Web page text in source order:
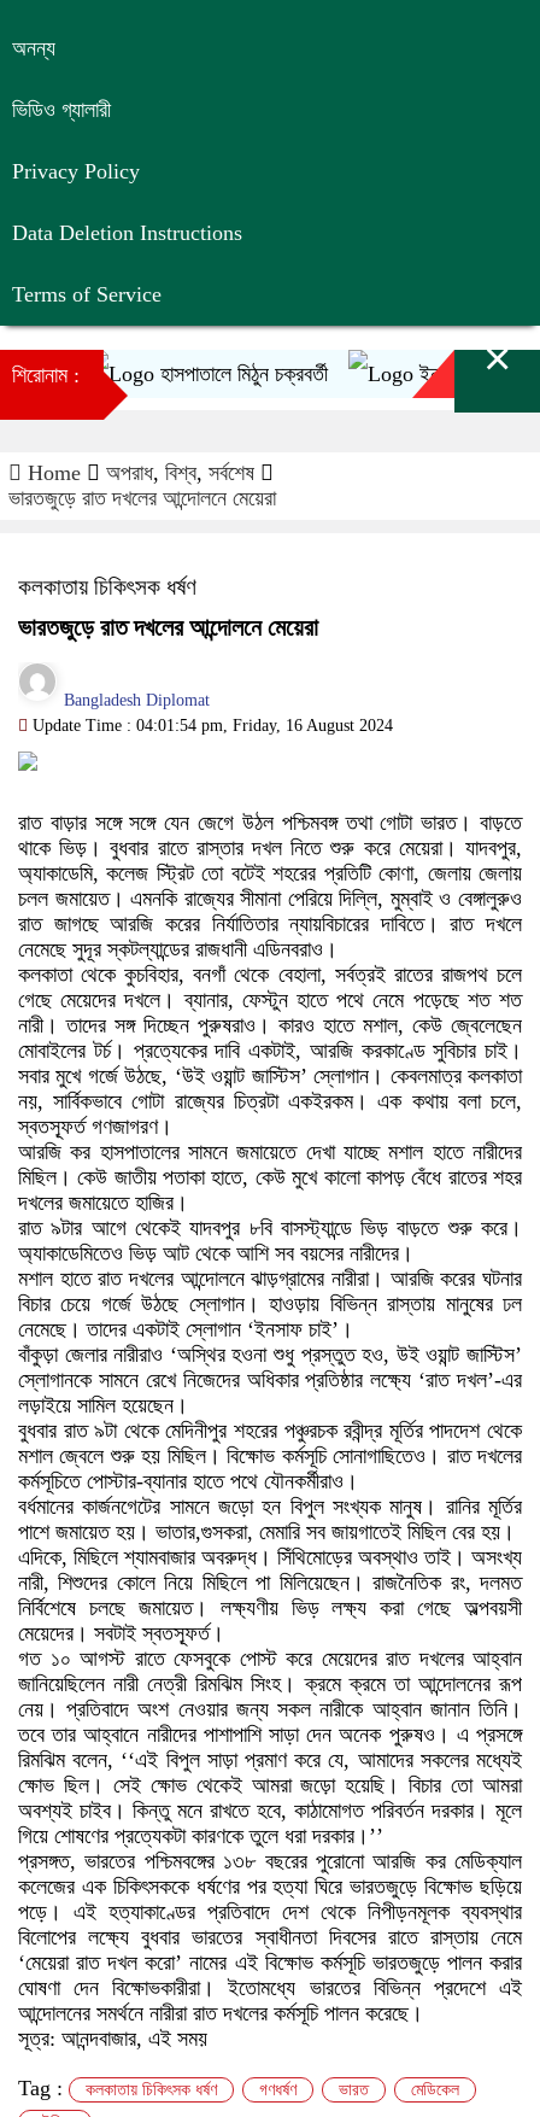
অনন্য
ভিডিও গ্যালারী
Privacy Policy
Data Deletion Instructions
Terms of Service
শিরোনাম : হাসপাতালে মিঠুন চক্রবর্তী ইনফান্তিনোর ×
Home অপরাধ, বিশ্ব, সর্বশেষ
ভারতজুড়ে রাত দখলের আন্দোলনে মেয়েরা
কলকাতায় চিকিৎসক ধর্ষণ
ভারতজুড়ে রাত দখলের আন্দোলনে মেয়েরা
Bangladesh Diplomat
Update Time : 04:01:54 pm, Friday, 16 August 2024
রাত বাড়ার সঙ্গে সঙ্গে যেন জেগে উঠল পশ্চিমবঙ্গ তথা গোটা ভারত। বাড়তে
থাকে ভিড়। বুধবার রাতে রাস্তার দখল নিতে শুরু করে মেয়েরা। যাদবপুর,
অ্যাকাডেমি, কলেজ স্ট্রিট তো বটেই শহরের প্রতিটি কোণা, জেলায় জেলায়
চলল জমায়েত। এমনকি রাজ্যের সীমানা পেরিয়ে দিল্লি, মুম্বাই ও বেঙ্গালুরুও
রাত জাগছে আরজি করের নির্যাতিতার ন্যায়বিচারের দাবিতে। রাত দখলে
নেমেছে সুদূর স্কটল্যান্ডের রাজধানী এডিনবরাও।
কলকাতা থেকে কুচবিহার, বনগাঁ থেকে বেহালা, সর্বত্রই রাতের রাজপথ চলে
গেছে মেয়েদের দখলে। ব্যানার, ফেস্টুন হাতে পথে নেমে পড়েছে শত শত
নারী। তাদের সঙ্গ দিচ্ছেন পুরুষরাও। কারও হাতে মশাল, কেউ জ্বেলেছেন
মোবাইলের টর্চ। প্রত্যেকের দাবি একটাই, আরজি করকাণ্ডে সুবিচার চাই।
সবার মুখে গর্জে উঠছে, ‘উই ওয়ান্ট জাস্টিস’ স্লোগান। কেবলমাত্র কলকাতা
নয়, সার্বিকভাবে গোটা রাজ্যের চিত্রটা একইরকম। এক কথায় বলা চলে,
স্বতস্ফূর্ত গণজাগরণ।
আরজি কর হাসপাতালের সামনে জমায়েতে দেখা যাচ্ছে মশাল হাতে নারীদের
মিছিল। কেউ জাতীয় পতাকা হাতে, কেউ মুখে কালো কাপড় বেঁধে রাতের শহর
দখলের জমায়েতে হাজির।
রাত ৯টার আগে থেকেই যাদবপুর ৮বি বাসস্ট্যান্ডে ভিড় বাড়তে শুরু করে।
অ্যাকাডেমিতেও ভিড় আট থেকে আশি সব বয়সের নারীদের।
মশাল হাতে রাত দখলের আন্দোলনে ঝাড়গ্রামের নারীরা। আরজি করের ঘটনার
বিচার চেয়ে গর্জে উঠছে স্লোগান। হাওড়ায় বিভিন্ন রাস্তায় মানুষের ঢল
নেমেছে। তাদের একটাই স্লোগান ‘ইনসাফ চাই’।
বাঁকুড়া জেলার নারীরাও ‘অস্থির হওনা শুধু প্রস্তুত হও, উই ওয়ান্ট জাস্টিস’
স্লোগানকে সামনে রেখে নিজেদের অধিকার প্রতিষ্ঠার লক্ষ্যে ‘রাত দখল’-এর
লড়াইয়ে সামিল হয়েছেন।
বুধবার রাত ৯টা থেকে মেদিনীপুর শহরের পঞ্চুরচক রবীন্দ্র মূর্তির পাদদেশ থেকে
মশাল জ্বেলে শুরু হয় মিছিল। বিক্ষোভ কর্মসূচি সোনাগাছিতেও। রাত দখলের
কর্মসূচিতে পোস্টার-ব্যানার হাতে পথে যৌনকর্মীরাও।
বর্ধমানের কার্জনগেটের সামনে জড়ো হন বিপুল সংখ্যক মানুষ। রানির মূর্তির
পাশে জমায়েত হয়। ভাতার,গুসকরা, মেমারি সব জায়গাতেই মিছিল বের হয়।
এদিকে, মিছিলে শ্যামবাজার অবরুদ্ধ। সিঁথিমোড়ের অবস্থাও তাই। অসংখ্য
নারী, শিশুদের কোলে নিয়ে মিছিলে পা মিলিয়েছেন। রাজনৈতিক রং, দলমত
নির্বিশেষে চলছে জমায়েত। লক্ষ্যণীয় ভিড় লক্ষ্য করা গেছে অল্পবয়সী
মেয়েদের। সবটাই স্বতস্ফূর্ত।
গত ১০ আগস্ট রাতে ফেসবুকে পোস্ট করে মেয়েদের রাত দখলের আহ্বান
জানিয়েছিলেন নারী নেত্রী রিমঝিম সিংহ। ক্রমে ক্রমে তা আন্দোলনের রূপ
নেয়। প্রতিবাদে অংশ নেওয়ার জন্য সকল নারীকে আহ্বান জানান তিনি।
তবে তার আহ্বানে নারীদের পাশাপাশি সাড়া দেন অনেক পুরুষও। এ প্রসঙ্গে
রিমঝিম বলেন, ‘‘এই বিপুল সাড়া প্রমাণ করে যে, আমাদের সকলের মধ্যেই
ক্ষোভ ছিল। সেই ক্ষোভ থেকেই আমরা জড়ো হয়েছি। বিচার তো আমরা
অবশ্যই চাইব। কিন্তু মনে রাখতে হবে, কাঠামোগত পরিবর্তন দরকার। মূলে
গিয়ে শোষণের প্রত্যেকটা কারণকে তুলে ধরা দরকার।’’
প্রসঙ্গত, ভারতের পশ্চিমবঙ্গের ১৩৮ বছরের পুরোনো আরজি কর মেডিক্যাল
কলেজের এক চিকিৎসককে ধর্ষণের পর হত্যা ঘিরে ভারতজুড়ে বিক্ষোভ ছড়িয়ে
পড়ে। এই হত্যাকাণ্ডের প্রতিবাদে দেশ থেকে নিপীড়নমূলক ব্যবস্থার
বিলোপের লক্ষ্যে বুধবার ভারতের স্বাধীনতা দিবসের রাতে রাস্তায় নেমে
‘মেয়েরা রাত দখল করো’ নামের এই বিক্ষোভ কর্মসূচি ভারতজুড়ে পালন করার
ঘোষণা দেন বিক্ষোভকারীরা। ইতোমধ্যে ভারতের বিভিন্ন প্রদেশে এই
আন্দোলনের সমর্থনে নারীরা রাত দখলের কর্মসূচি পালন করেছে।
সূত্র: আনন্দবাজার, এই সময়
Tag : কলকাতায় চিকিৎসক ধর্ষণ গণধর্ষণ ভারত
মেডিকেল